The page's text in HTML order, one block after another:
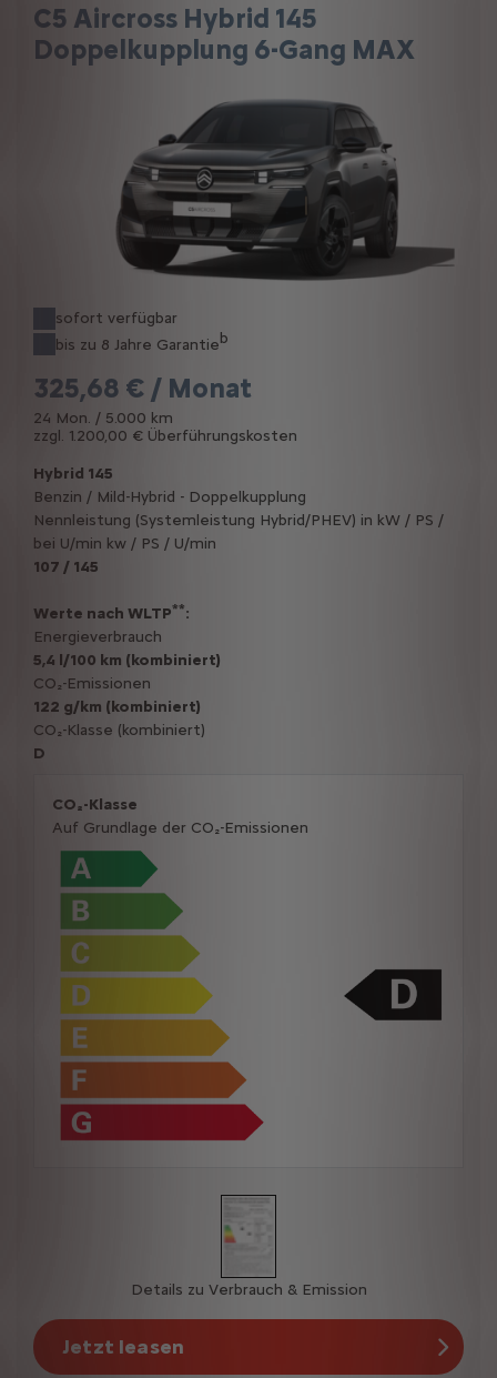
C5 Aircross Hybrid 145
Doppelkupplung 6-Gang MAX
sofort verfügbar
bis zu 8 Jahre Garantieb
325,68 € / Monat
24 Mon. / 5.000 km
zzgl. 1.200,00 € Überführungskosten
Hybrid 145
Benzin / Mild-Hybrid - Doppelkupplung
Nennleistung (Systemleistung Hybrid/PHEV) in kW / PS /
bei U/min kw / PS / U/min
107 / 145
Werte nach WLTP**:
Energieverbrauch
5,4 l/100 km (kombiniert)
CO₂-Emissionen
122 g/km (kombiniert)
CO₂-Klasse (kombiniert)
D
CO₂-Klasse
Auf Grundlage der CO₂-Emissionen
Details zu Verbrauch & Emission
Jetzt leasen